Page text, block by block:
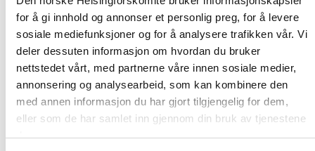
for å gi innhold og annonser et personlig preg, for å levere
sosiale mediefunksjoner og for å analysere trafikken vår. Vi
deler dessuten informasjon om hvordan du bruker
nettstedet vårt, med partnerne våre innen sosiale medier,
annonsering og analysearbeid, som kan kombinere den
med annen informasjon du har gjort tilgjengelig for dem,
eller som de har samlet inn gjennom din bruk av tjenestene
deres.